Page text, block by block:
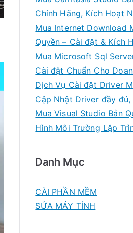
Chính Hãng, Kích Hoạt
Mua Internet Download
Quyền – Cài đặt & Kích
Mua Microsoft Sql
Cài đặt Chuẩn Cho
Dịch Vụ Cài đặt Driver
Cập Nhật Driver đầy đủ,
Mua Visual Studio Bản
Hình Môi Trường Lập
Danh Mục
CÀI PHẦN MỀM
SỬA MÁY TÍNH